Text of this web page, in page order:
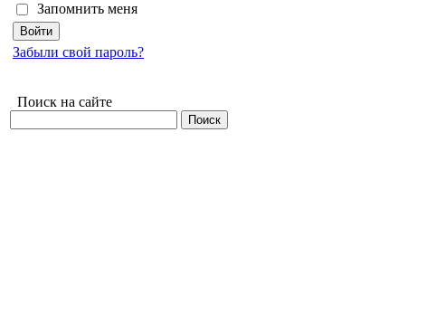
Запомнить меня
Забыли свой пароль?
Поиск на сайте